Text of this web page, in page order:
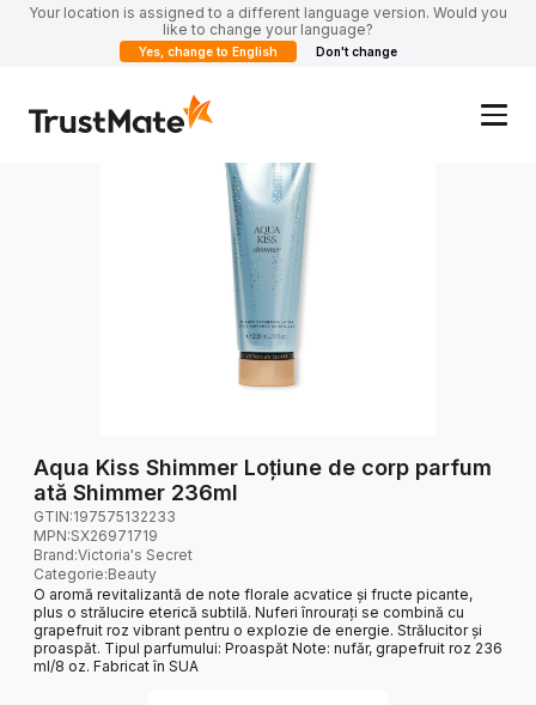
Your location is assigned to a different language version. Would you
like to change your language?
Yes, change to English Don't change
Aqua Kiss Shimmer Loțiune de corp parfum
ată Shimmer 236ml
GTIN:197575132233
MPN:SX26971719
Brand:Victoria's Secret
Categorie:Beauty
O aromă revitalizantă de note florale acvatice și fructe picante,
plus o strălucire eterică subtilă. Nuferi înrourați se combină cu
grapefruit roz vibrant pentru o explozie de energie. Strălucitor și
proaspăt. Tipul parfumului: Proaspăt Note: nufăr, grapefruit roz 236
ml/8 oz. Fabricat în SUA